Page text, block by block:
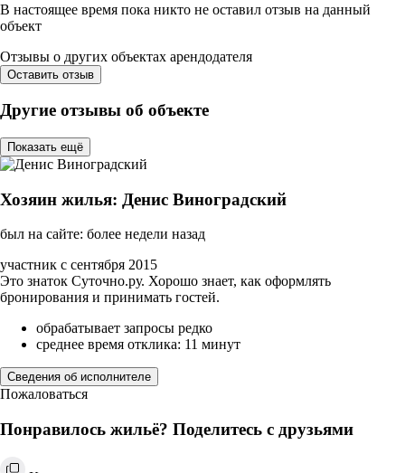
В настоящее время пока никто не оставил отзыв на данный
объект
Отзывы о других объектах арендодателя
Оставить отзыв
Другие отзывы об объекте
Показать ещё
Хозяин жилья: Денис Виноградский
был на сайте: более недели назад
участник с сентября 2015
Это знаток Суточно.ру. Хорошо знает, как оформлять
бронирования и принимать гостей.
обрабатывает запросы редко
среднее время отклика: 11 минут
Сведения об исполнителе
Пожаловаться
Понравилось жильё? Поделитесь с друзьями